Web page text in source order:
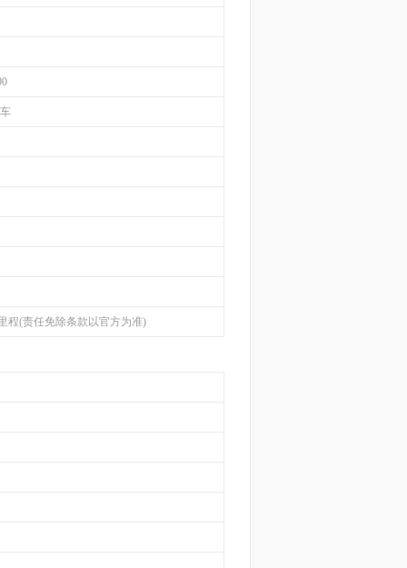
程(责任免除条款以官方为准)